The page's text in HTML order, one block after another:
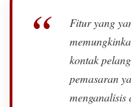
“
Fitur yang
kontak
pemasaran
menganalisis